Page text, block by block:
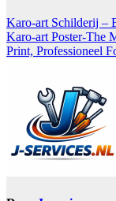
Karo-art Schilderij –
Karo-art Poster-The
Print, Professioneel